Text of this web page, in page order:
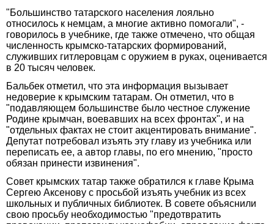
"Большинство татарского населения лояльно
относилось к немцам, а многие активно помогали", -
говорилось в учебнике, где также отмечено, что общая
численность крымско-татарских формирований,
служивших гитлеровцам с оружием в руках, оценивается
в 20 тысяч человек.
Бальбек отметил, что эта информация вызывает
недоверие к крымским татарам. Он отметил, что в
"подавляющем большинстве было честное служение
Родине крымчан, воевавших на всех фронтах", и на
"отдельных фактах не стоит акцентировать внимание".
Депутат потребовал изъять эту главу из учебника или
переписать ее, а автор главы, по его мнению, "просто
обязан принести извинения".
Совет крымских татар также обратился к главе Крыма
Сергею Аксенову с просьбой изъять учебник из всех
школьных и публичных библиотек. В совете объяснили
свою просьбу необходимостью "предотвратить